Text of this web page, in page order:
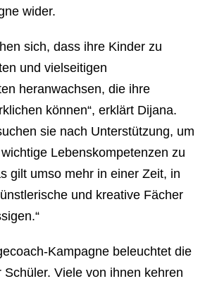
wider.
sich, dass ihre Kinder zu
und vielseitigen
heranwachsen, die ihre
können“, erklärt Dijana.
sie nach Unterstützung, um
Lebenskompetenzen zu
gilt umso mehr in einer Zeit, in
und kreative Fächer
Kampagne beleuchtet die
Schüler. Viele von ihnen kehren